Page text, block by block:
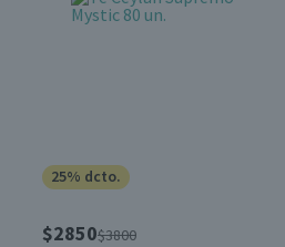
25% dcto.
$2850$3800